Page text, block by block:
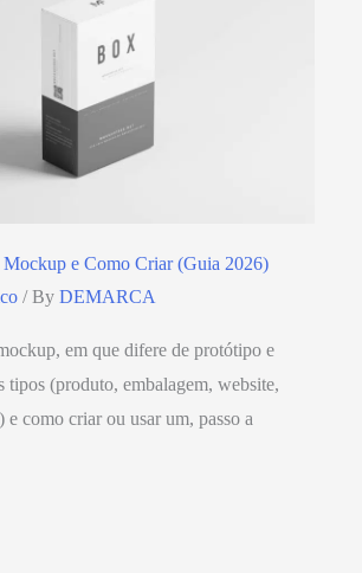
e Como Criar (Guia 2026)
/ By DEMARCA
em que difere de protótipo e
tipos (produto, embalagem, website,
e como criar ou usar um, passo a